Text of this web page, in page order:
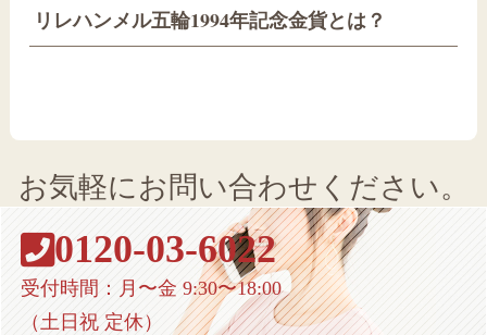
リレハンメル五輪1994年記念金貨とは？
お気軽にお問い合わせください。
0120-03-6022
受付時間：月〜金 9:30〜18:00
（土日祝 定休）